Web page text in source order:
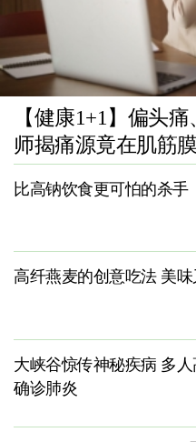
【健康1+1】偏头
师揭痛源竟在肌筋膜
比高钠饮食更可怕的杀手
高纤燕麦的创意吃法 美味
大峡谷惊传神秘疾病 多人
确诊肺炎